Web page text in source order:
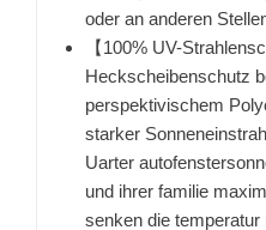
oder an anderen
【100% UV-
Heckscheibenschutz
perspektivischem
starker
Uarter
und ihrer familie
senken die temperatur